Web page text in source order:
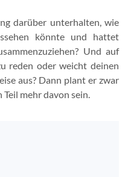
darüber unterhalten, wie
könnte und hattet
Und auf
reden oder weicht deinen
aus? Dann plant er zwar
mehr davon sein.